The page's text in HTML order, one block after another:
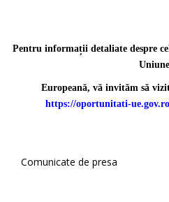
Pentru informații detaliate despre
Europeană, vă invităm să
https://oportunitati-
Comunicate de presa